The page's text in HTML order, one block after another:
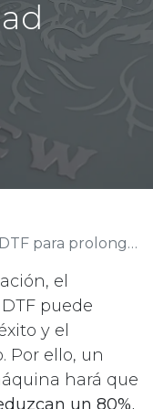
su durabilidad
el
puede
y el
Por ello, un
hará que
un 80%.